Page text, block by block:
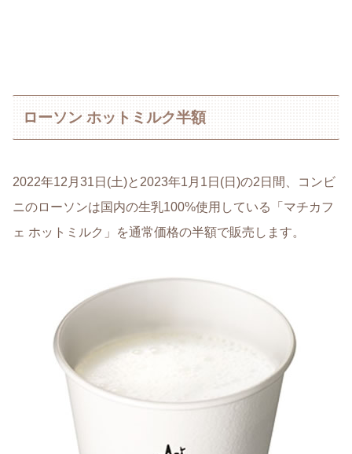
ローソン ホットミルク半額
2022年12月31日(土)と2023年1月1日(日)の2日間、コンビ
ニのローソンは国内の生乳100%使用している「マチカフ
ェ ホットミルク」を通常価格の半額で販売します。